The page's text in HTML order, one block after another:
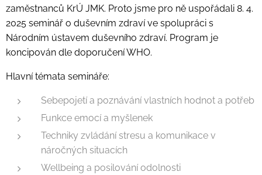
zaměstnanců KrÚ JMK. Proto jsme pro ně uspořádali 8. 4.
2025 seminář o duševním zdraví ve spolupráci s
Národním ústavem duševního zdraví. Program je
koncipován dle doporučení WHO.
Hlavní témata semináře:
Sebepojetí a poznávání vlastních hodnot a potřeb
Funkce emocí a myšlenek
Techniky zvládání stresu a komunikace v
náročných situacích
Wellbeing a posilování odolnosti